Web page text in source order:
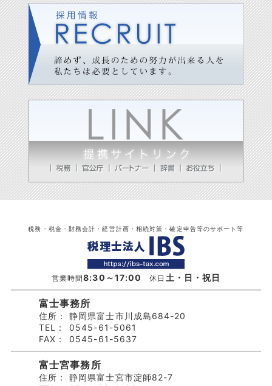
税務・税金・財務会計・経営計画・相続対策・確定申告等のサポート等
営業時間8:30～17:00 休日 土・日・祝日
富士事務所
住所：
静岡県富士市川成島684-20
TEL：
0545-61-5061
FAX：
0545-61-5637
富士宮事務所
住所：
静岡県富士宮市淀師82-7